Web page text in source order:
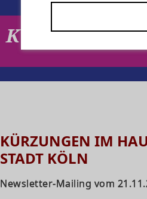
Kürzungen
KÜRZUNGEN IM
STADT KÖLN
Newsletter-Mailing vom